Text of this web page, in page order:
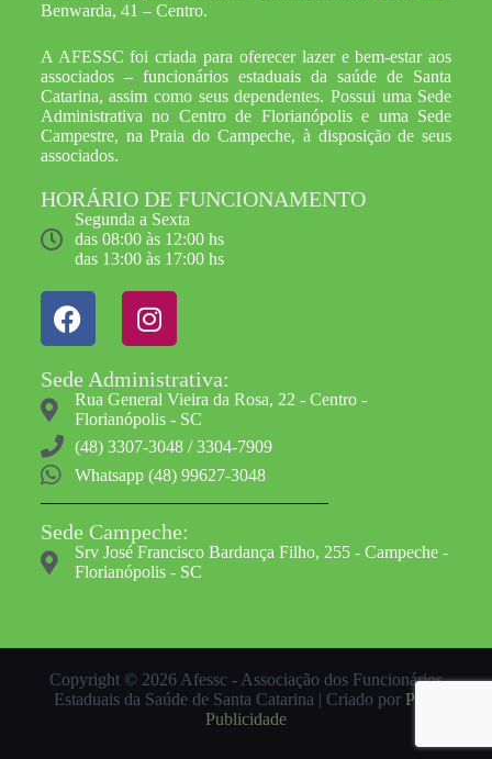
Benwarda, 41 – Centro.
A AFESSC foi criada para oferecer lazer e bem-estar aos
associados – funcionários estaduais da saúde de Santa
Catarina, assim como seus dependentes. Possui uma Sede
Administrativa no Centro de Florianópolis e uma Sede
Campestre, na Praia do Campeche, à disposição de seus
associados.
HORÁRIO DE FUNCIONAMENTO
Segunda a Sexta
das 08:00 às 12:00 hs
das 13:00 às 17:00 hs
Sede Administrativa:
Rua General Vieira da Rosa, 22 - Centro -
Florianópolis - SC
(48) 3307-3048 / 3304-7909
Whatsapp (48) 99627-3048
Sede Campeche:
Srv José Francisco Bardança Filho, 255 - Campeche -
Florianópolis - SC
Copyright © 2026 Afessc - Associação dos Funcionários
Estaduais da Saúde de Santa Catarina | Criado por Pluri
Publicidade